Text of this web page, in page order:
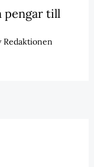
pengar till
Redaktionen